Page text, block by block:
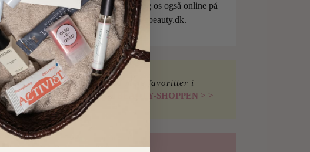
1
POST
alt
København. Besøg os også online på
shop.ilovebeauty.dk.
Find mine favoritter i
I LOVE BEAUTY-SHOPPEN > >